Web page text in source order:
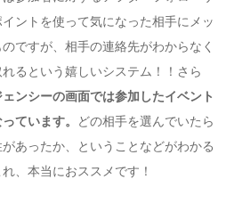
ントを使って気になった相手にメッ
ですが、相手の連絡先がわからなく
るという嬉しいシステム！！さら
ンシーの画面では参加したイベント
ています。
どの相手を選んでいたら
あったか、ということなどがわかる
、本当におススメです！